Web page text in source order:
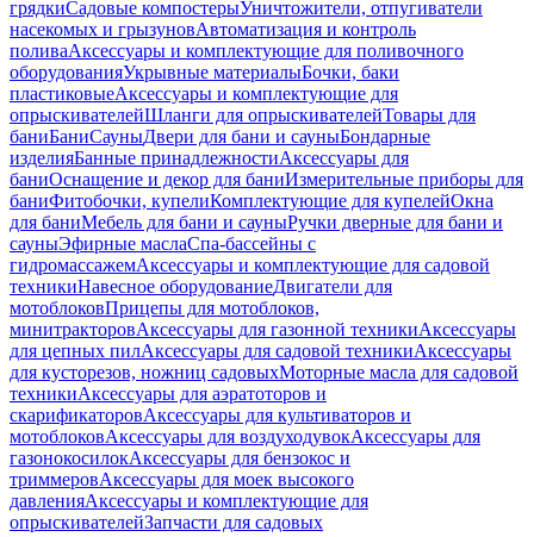
грядкиСадовые компостерыУничтожители, отпугиватели
насекомых и грызуновАвтоматизация и контроль
поливаАксессуары и комплектующие для поливочного
оборудованияУкрывные материалыБочки, баки
пластиковыеАксессуары и комплектующие для
опрыскивателейШланги для опрыскивателейТовары для
баниБаниСауныДвери для бани и сауныБондарные
изделияБанные принадлежностиАксессуары для
баниОснащение и декор для баниИзмерительные приборы для
баниФитобочки, купелиКомплектующие для купелейОкна
для баниМебель для бани и сауныРучки дверные для бани и
сауныЭфирные маслаСпа-бассейны с
гидромассажемАксессуары и комплектующие для садовой
техникиНавесное оборудованиеДвигатели для
мотоблоковПрицепы для мотоблоков,
минитракторовАксессуары для газонной техникиАксессуары
для цепных пилАксессуары для садовой техникиАксессуары
для кусторезов, ножниц садовыхМоторные масла для садовой
техникиАксессуары для аэратоторов и
скарификаторовАксессуары для культиваторов и
мотоблоковАксессуары для воздуходувокАксессуары для
газонокосилокАксессуары для бензокос и
триммеровАксессуары для моек высокого
давленияАксессуары и комплектующие для
опрыскивателейЗапчасти для садовых